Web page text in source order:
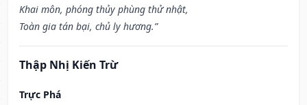
Khai môn, phóng thủy phùng thử nhật,
Toàn gia tán bại, chủ ly hương.”
Thập Nhị Kiến Trừ
Trực Phá